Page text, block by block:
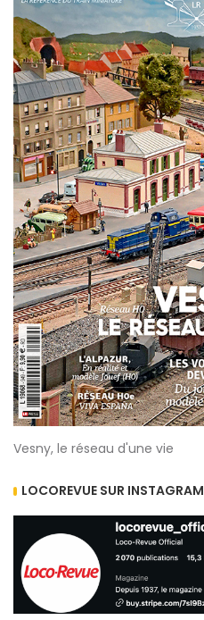
Vesny, le réseau d'une vie
LOCOREVUE SUR INSTAGRAM